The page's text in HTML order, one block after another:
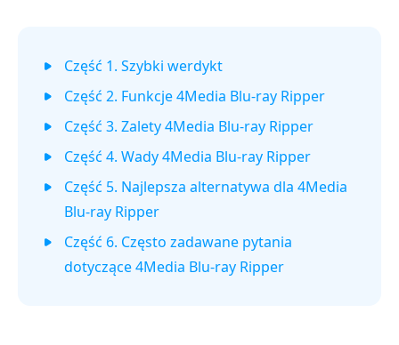
Część 1. Szybki werdykt
Część 2. Funkcje 4Media Blu-ray Ripper
Część 3. Zalety 4Media Blu-ray Ripper
Część 4. Wady 4Media Blu-ray Ripper
Część 5. Najlepsza alternatywa dla 4Media
Blu-ray Ripper
Część 6. Często zadawane pytania
dotyczące 4Media Blu-ray Ripper